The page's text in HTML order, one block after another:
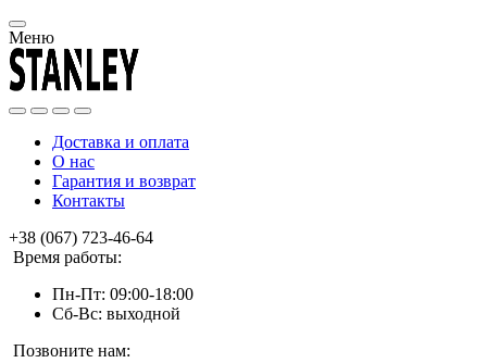
Меню
Доставка и оплата
О нас
Гарантия и возврат
Контакты
+38 (067) 723-46-64
Время работы:
Пн-Пт: 09:00-18:00
Сб-Вс: выходной
Позвоните нам: